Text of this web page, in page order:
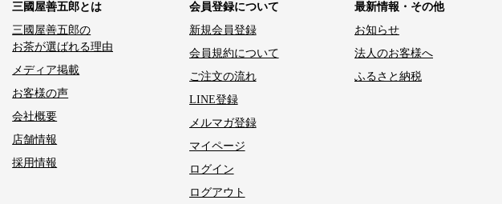
三國屋善五郎とは
三國屋善五郎の
お茶が選ばれる理由
メディア掲載
お客様の声
会社概要
店舗情報
採用情報
会員登録について
新規会員登録
会員規約について
ご注文の流れ
LINE登録
メルマガ登録
マイページ
ログイン
ログアウト
最新情報・その他
お知らせ
法人のお客様へ
ふるさと納税